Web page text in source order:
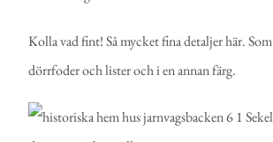
Kolla vad fint! Så mycket fina detaljer här.
dörrfoder och lister och i en annan färg.